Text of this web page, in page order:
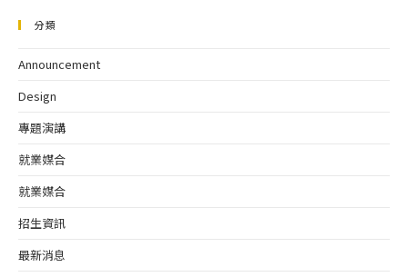
分類
Announcement
Design
專題演講
就業媒合
就業媒合
招生資訊
最新消息